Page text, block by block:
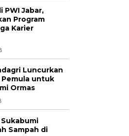
PWI Jabar,
Program
Karier
Luncurkan
Pemula untuk
Ormas
Sampah di